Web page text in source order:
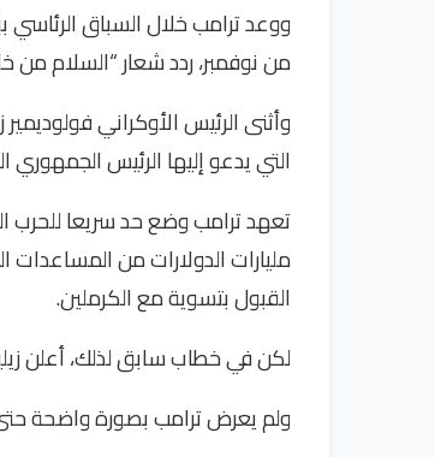
ووعد ترامب خلال السباق
من نوفمبر، ردد شعار “السلام من
وأثنى الرئيس الأوكراني
التي يدعو إليها الرئيس
تعهد ترامب وضع حد سريعا للحرب
مليارات الدولارات من
القبول بتسوية مع الكرملين.
لكن في خطاب سابق لذلك، أعلن
ولم يعرض ترامب بصورة واضحة